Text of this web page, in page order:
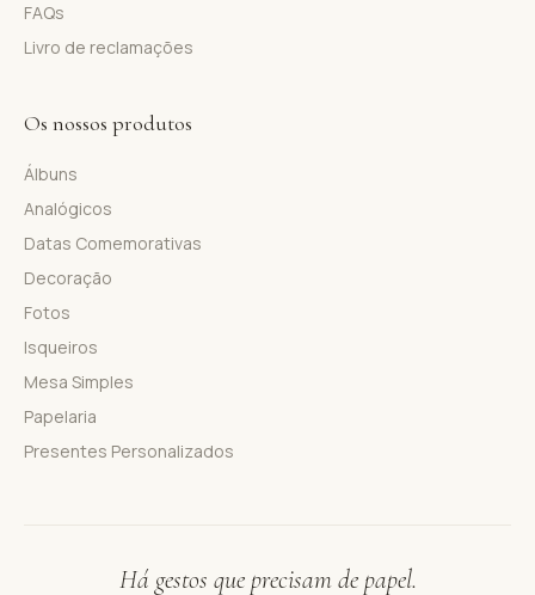
FAQs
Livro de reclamações
Os nossos produtos
Álbuns
Analógicos
Datas Comemorativas
Decoração
Fotos
Isqueiros
Mesa Simples
Papelaria
Presentes Personalizados
Há gestos que precisam de papel.